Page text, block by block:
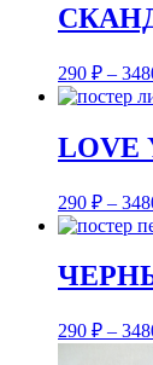
290 ₽ –
LOVE
290 ₽ –
290 ₽ –